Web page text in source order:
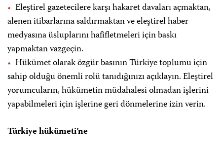
Eleştirel gazetecilere karşı hakaret davaları açmaktan,
alenen itibarlarına saldırmaktan ve eleştirel haber
medyasına üsluplarını hafifletmeleri için baskı
yapmaktan vazgeçin.
Hükümet olarak özgür basının Türkiye toplumu için
sahip olduğu önemli rolü tanıdığınızı açıklayın. Eleştirel
yorumcuların, hükümetin müdahalesi olmadan işlerini
yapabilmeleri için işlerine geri dönmelerine izin verin.
Türkiye hükümeti’ne